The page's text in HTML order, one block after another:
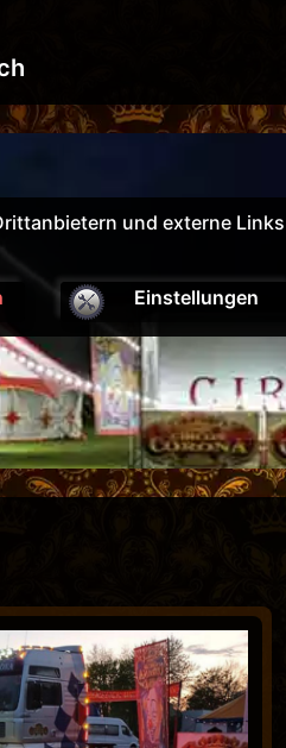
und externe Links
Einstellungen